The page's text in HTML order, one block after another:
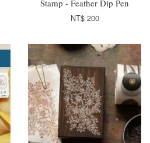
Stamp - Feather Dip Pen
NT$ 200